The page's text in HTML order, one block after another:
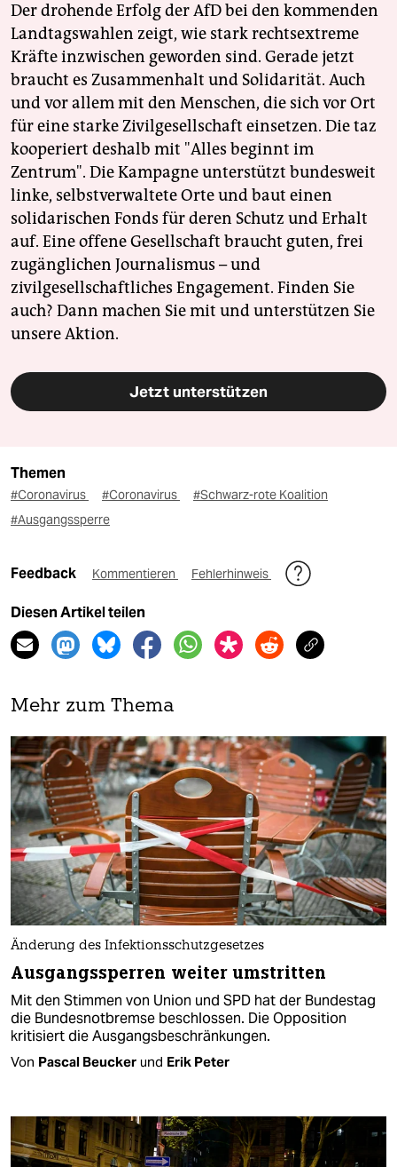
Der drohende Erfolg der AfD bei den kommenden
Landtagswahlen zeigt, wie stark rechtsextreme
Kräfte inzwischen geworden sind. Gerade jetzt
braucht es Zusammenhalt und Solidarität. Auch
und vor allem mit den Menschen, die sich vor Ort
für eine starke Zivilgesellschaft einsetzen. Die taz
kooperiert deshalb mit "Alles beginnt im
Zentrum". Die Kampagne unterstützt bundesweit
linke, selbstverwaltete Orte und baut einen
solidarischen Fonds für deren Schutz und Erhalt
auf. Eine offene Gesellschaft braucht guten, frei
zugänglichen Journalismus – und
zivilgesellschaftliches Engagement. Finden Sie
auch? Dann machen Sie mit und unterstützen Sie
unsere Aktion.
Jetzt unterstützen
Themen
#Coronavirus #Coronavirus
#Schwarz-rote Koalition
#Ausgangssperre
Feedback Kommentieren Fehlerhinweis
Diesen Artikel teilen
Mehr zum Thema
Änderung des Infektionsschutzgesetzes
Ausgangssperren weiter umstritten
Mit den Stimmen von Union und SPD hat der Bundestag
die Bundesnotbremse beschlossen. Die Opposition
kritisiert die Ausgangsbeschränkungen.
Von Pascal Beucker und Erik Peter